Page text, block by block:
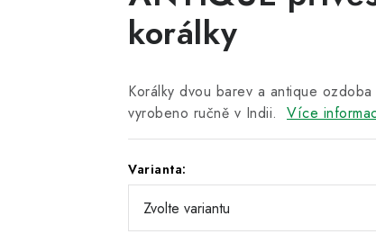
korálky
Korálky dvou barev a antique
vyrobeno ručně v Indii. Více
Varianta: